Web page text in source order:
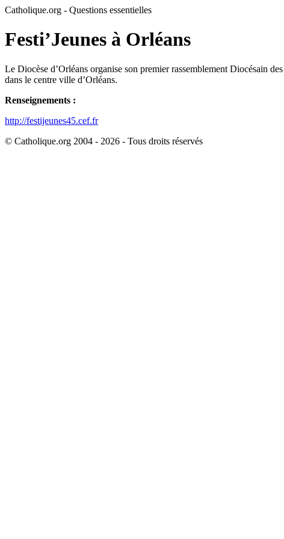
Catholique.org - Questions essentielles
Festi’Jeunes à Orléans
Le Diocèse d’Orléans organise son premier rassemblement Diocésain
dans le centre ville d’Orléans.
Renseignements :
http://festijeunes45.cef.fr
© Catholique.org 2004 - 2026 - Tous droits réservés